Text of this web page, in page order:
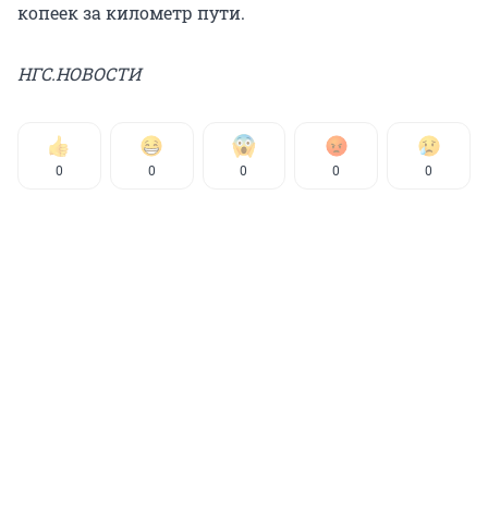
копеек за километр пути.
НГС.НОВОСТИ
0 0 0 0 0